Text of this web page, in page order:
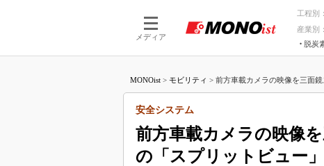
メディア
工程別：
産業別：
脱炭
つながる工場AI×設備保全
MONOist > モビリティ > 前方車載カメラの映像を三面鏡
前方車載カメラの映像
の「スプリットビュー」
安全システム